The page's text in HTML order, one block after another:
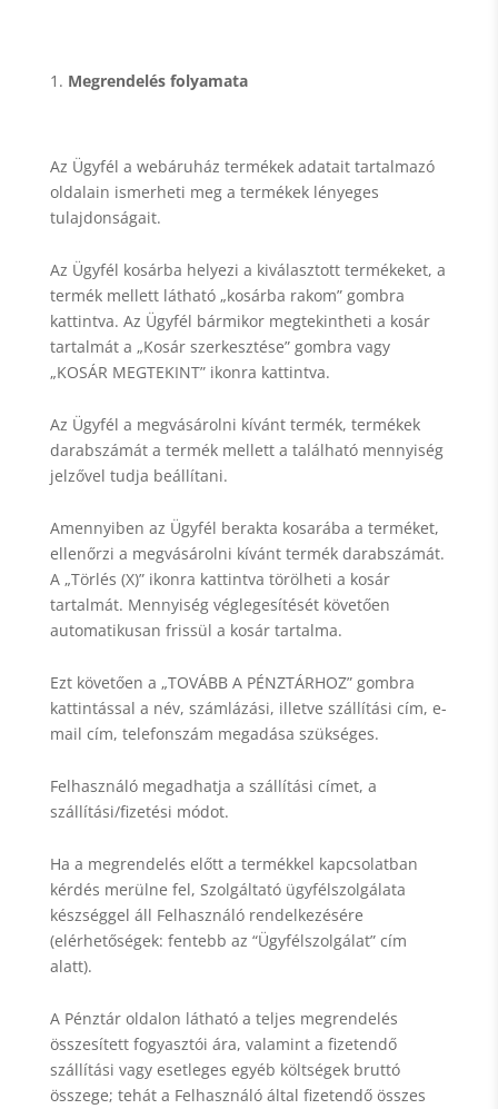
Megrendelés folyamata
Az Ügyfél a webáruház termékek adatait tartalmazó
oldalain ismerheti meg a termékek lényeges
tulajdonságait.
Az Ügyfél kosárba helyezi a kiválasztott termékeket, a
termék mellett látható „kosárba rakom” gombra
kattintva. Az Ügyfél bármikor megtekintheti a kosár
tartalmát a „Kosár szerkesztése” gombra vagy
„KOSÁR MEGTEKINT” ikonra kattintva.
Az Ügyfél a megvásárolni kívánt termék, termékek
darabszámát a termék mellett a található mennyiség
jelzővel tudja beállítani.
Amennyiben az Ügyfél berakta kosarába a terméket,
ellenőrzi a megvásárolni kívánt termék darabszámát.
A „Törlés (X)” ikonra kattintva törölheti a kosár
tartalmát. Mennyiség véglegesítését követően
automatikusan frissül a kosár tartalma.
Ezt követően a „TOVÁBB A PÉNZTÁRHOZ” gombra
kattintással a név, számlázási, illetve szállítási cím, e-
mail cím, telefonszám megadása szükséges.
Felhasználó megadhatja a szállítási címet, a
szállítási/fizetési módot.
Ha a megrendelés előtt a termékkel kapcsolatban
kérdés merülne fel, Szolgáltató ügyfélszolgálata
készséggel áll Felhasználó rendelkezésére
(elérhetőségek: fentebb az “Ügyfélszolgálat” cím
alatt).
A Pénztár oldalon látható a teljes megrendelés
összesített fogyasztói ára, valamint a fizetendő
szállítási vagy esetleges egyéb költségek bruttó
összege; tehát a Felhasználó által fizetendő összes